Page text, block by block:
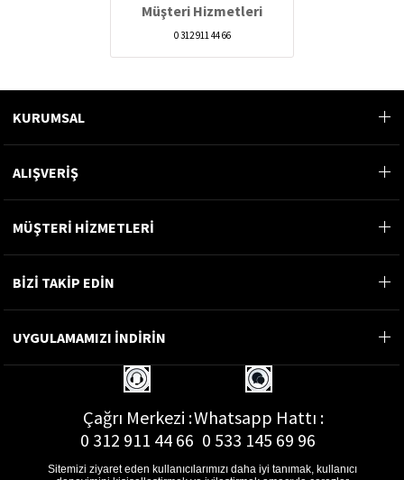
Müşteri Hizmetleri
0 312 911 44 66
KURUMSAL
ALIŞVERİŞ
MÜŞTERİ HİZMETLERİ
BİZİ TAKİP EDİN
UYGULAMAMIZI İNDİRİN
Çağrı Merkezi :
0 312 911 44 66
Whatsapp Hattı :
0 533 145 69 96
Sitemizi ziyaret eden kullanıcılarımızı daha iyi tanımak, kullanıcı